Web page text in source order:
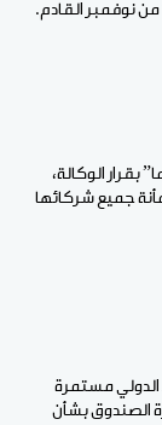
بقرار الوكالة،
جميع شركائها
الدولي مستمرة
الصندوق بشأن